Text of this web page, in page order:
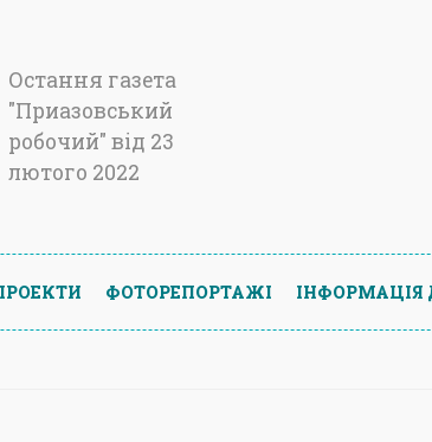
Остання газета
"Приазовський
робочий" від 23
лютого 2022
ФОТОРЕПОРТАЖІ ІНФОРМАЦIЯ